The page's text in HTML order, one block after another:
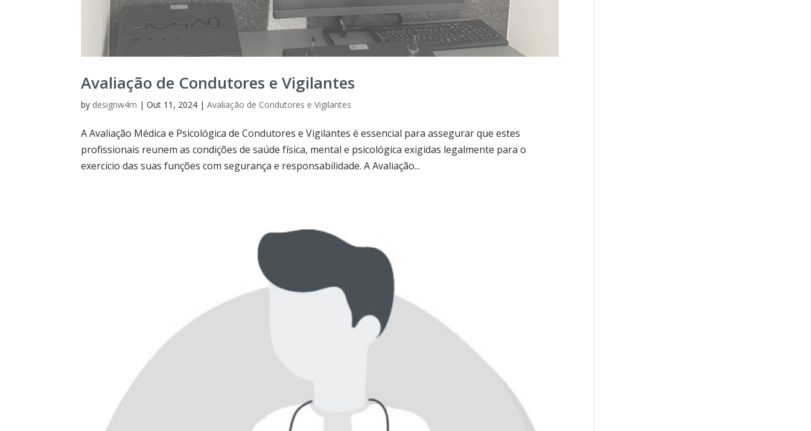
Avaliação de Condutores e Vigilantes
by designw4m |Out 11, 2024 |Avaliação de Condutores e Vigilantes
A Avaliação Médica e Psicológica de Condutores e Vigilantes é essencial para assegurar que estes
profissionais reunem as condições de saúde física, mental e psicológica exigidas legalmente para o
exercício das suas funções com segurança e responsabilidade. A Avaliação...